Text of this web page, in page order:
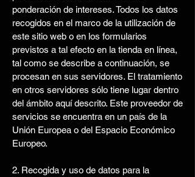
ponderación de intereses. Todos los datos
recogidos en el marco de la utilización de
este sitio web o en los formularios
previstos a tal efecto en la tienda en línea,
tal como se describe a continuación, se
procesan en sus servidores. El tratamiento
en otros servidores sólo tiene lugar dentro
del ámbito aquí descrito. Este proveedor de
servicios se encuentra en un país de la
Unión Europea o del Espacio Económico
Europeo.
2. Recogida y uso de datos para la